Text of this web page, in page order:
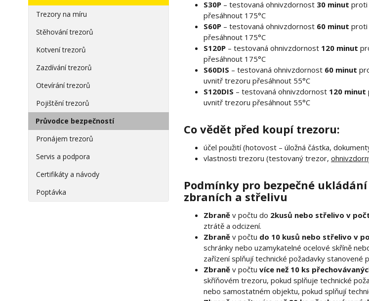
Trezory na míru
Stěhování trezorů
Kotvení trezorů
Zazdívání trezorů
Otevírání trezorů
Pojištění trezorů
Průvodce bezpečností
Pronájem trezorů
Servis a podpora
Certifikáty a návody
Poptávka
S30P – testovaná ohnivzdornost 30 minut proti
přesáhnout 175°C
S60P – testovaná ohnivzdornost 60 minut proti
přesáhnout 175°C
S120P – testovaná ohnivzdornost 120 minut
přesáhnout 175°C
S60DIS – testovaná ohnivzdornost 60 minut
uvnitř trezoru přesáhnout 55°C
S120DIS – testovaná ohnivzdornost 120 minut
uvnitř trezoru přesáhnout 55°C
Co vědět před koupí trezoru:
účel použití (hotovost – úložná částka,
vlastnosti trezoru (testovaný trezor,
Podmínky pro bezpečné
zbraních a střelivu
Zbraně v počtu do 2kusů nebo střelivo v
ztrátě a odcizení.
Zbraně v počtu do 10 kusů nebo střelivo v
schránky nebo uzamykatelné ocelové skříně
zařízení splňují technické požadavky stanovené
Zbraně v počtu více než 10 ks
skříňovém trezoru, pokud splňuje technické
nebo samostatném objektu, pokud splňují